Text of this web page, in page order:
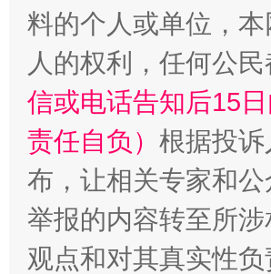
料的个人或单位，
人的权利，任何公
信或电话告知后15
责任自负） 根据投
布，让相关专家和
举报的内容转至所
观点和对其真实性负